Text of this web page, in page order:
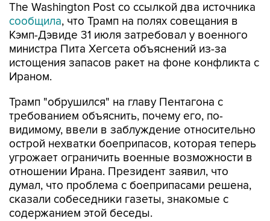
The Washington Post со ссылкой два источника
сообщила, что Трамп на полях совещания в
Кэмп-Дэвиде 31 июля затребовал у военного
министра Пита Хегсета объяснений из-за
истощения запасов ракет на фоне конфликта с
Ираном.
Трамп "обрушился" на главу Пентагона с
требованием объяснить, почему его, по-
видимому, ввели в заблуждение относительно
острой нехватки боеприпасов, которая теперь
угрожает ограничить военные возможности в
отношении Ирана. Президент заявил, что
думал, что проблема с боеприпасами решена,
сказали собеседники газеты, знакомые с
содержанием этой беседы.